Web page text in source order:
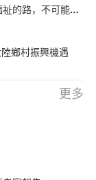
路，不可能得逞
鄉村振興機遇
更多